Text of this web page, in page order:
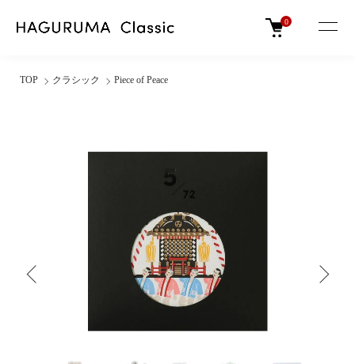
0
TOP クラシック Piece of Peace